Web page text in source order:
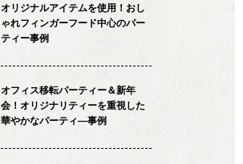
オリジナルアイテムを使用！おし
ゃれフィンガーフード中心のパー
ティー事例
オフィス移転パーティー＆新年
会！オリジナリティーを重視した
華やかなパーティ―事例